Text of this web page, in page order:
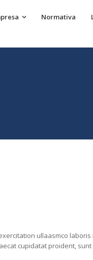
Normativa
ullaasmco
cupidatat proident,